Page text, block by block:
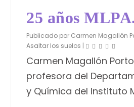
25 años
Publicado por Carmen Magallón
Asaltar los suelos |
Carmen Magallón
profesora del
y Química del Instituto